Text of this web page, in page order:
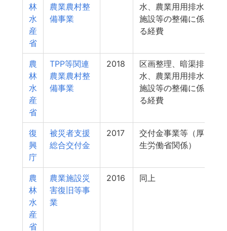
林
水
産
省
農業農村整
備事業
水、農業用用排水
施設等の整備に係
る経費
農
林
水
産
省
TPP等関連
農業農村整
備事業
2018
区画整理、暗渠排
水、農業用用排水
施設等の整備に係
る経費
復
興
庁
被災者支援
総合交付金
2017
交付金事業等（厚
生労働省関係）
農
林
水
産
省
農業施設災
害復旧等事
業
2016 同上